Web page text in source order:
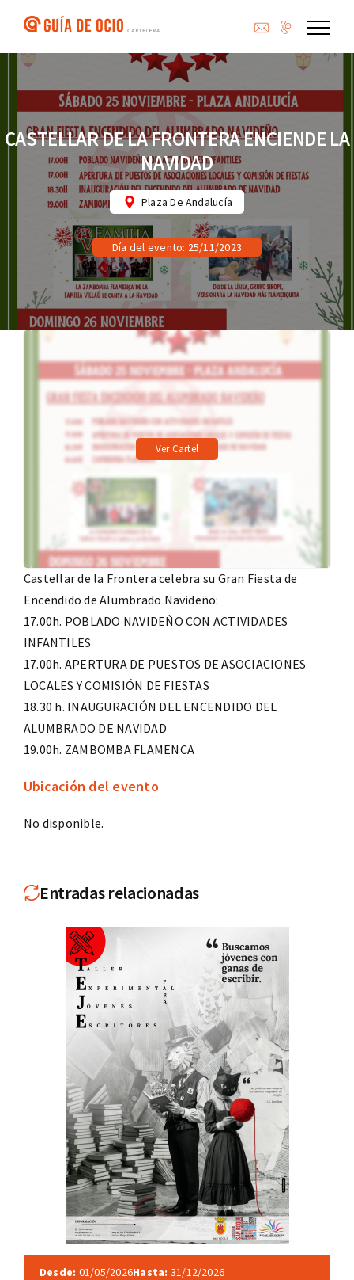
contenido
CASTELLAR DE LA FRONTERA ENCIENDE LA
NAVIDAD
Plaza De Andalucía
Día del evento: 25/11/2023
Castellar de la Frontera celebra su Gran Fiesta de
Encendido de Alumbrado Navideño:
17.00h. POBLADO NAVIDEÑO CON ACTIVIDADES
INFANTILES
17.00h. APERTURA DE PUESTOS DE ASOCIACIONES
LOCALES Y COMISIÓN DE FIESTAS
18.30 h. INAUGURACIÓN DEL ENCENDIDO DEL
ALUMBRADO DE NAVIDAD
19.00h. ZAMBOMBA FLAMENCA
Ver Cartel
Ubicación del evento
No disponible.
Entradas relacionadas
Desde: 01/05/2026Hasta: 31/12/2026